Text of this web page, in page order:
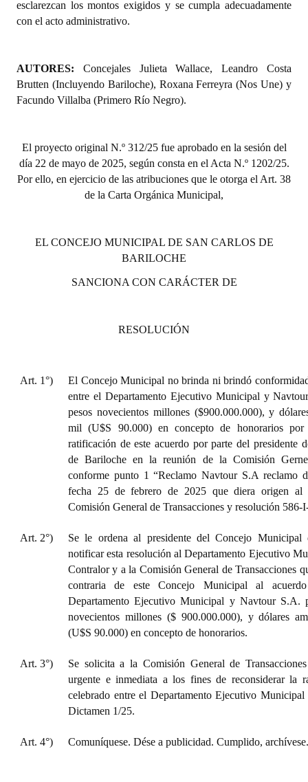
esclarezcan los montos exigidos y se cumpla adecuadamente
con el acto administrativo.
AUTORES: Concejales Julieta Wallace, Leandro Costa
Brutten (Incluyendo Bariloche), Roxana Ferreyra (Nos Une) y
Facundo Villalba (Primero Río Negro).
El proyecto original N.º 312/25 fue aprobado en la sesión del
día 22 de mayo de 2025, según consta en el Acta N.º 1202/25.
Por ello, en ejercicio de las atribuciones que le otorga el Art. 38
de la Carta Orgánica Municipal,
EL CONCEJO MUNICIPAL DE SAN CARLOS DE
BARILOCHE
SANCIONA CON CARÁCTER DE
RESOLUCIÓN
Art. 1°)
El Concejo Municipal no brinda ni brindó
entre el Departamento Ejecutivo Municipal y
pesos novecientos millones ($900.000.000), y
mil (U$S 90.000) en concepto de honorarios por
ratificación de este acuerdo por parte del presidente
de Bariloche en la reunión de la Comisión
conforme punto 1 “Reclamo Navtour S.A reclamo
fecha 25 de febrero de 2025 que diera origen al
Comisión General de Transacciones y resolución 586-
Art. 2°)
Se le ordena al presidente del Concejo Municipal
notificar esta resolución al Departamento Ejecutivo
Contralor y a la Comisión General de Transacciones
contraria de este Concejo Municipal al
Departamento Ejecutivo Municipal y Navtour S.A.
novecientos millones ($ 900.000.000), y dólares
(U$S 90.000) en concepto de honorarios.
Art. 3°)
Se solicita a la Comisión General de
urgente e inmediata a los fines de reconsiderar la
celebrado entre el Departamento Ejecutivo
Dictamen 1/25.
Art. 4°) Comuníquese. Dése a publicidad. Cumplido, archívese.